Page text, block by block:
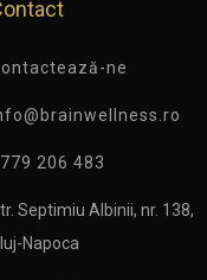
ne
206 483
Septimiu Albinii, nr. 138,
Napoca